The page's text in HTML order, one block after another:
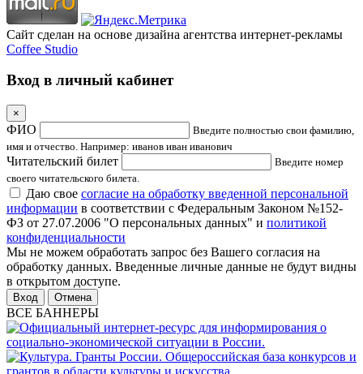
Сайт сделан на основе дизайна агентства интернет-рекламы
Coffee Studio
Вход в личный кабинет
×
ФИО
Введите полностью свои фамилию,
имя и отчество. Например: иванов иван иванович
Читательский билет
Введите номер
своего читательского билета.
Даю свое согласие на обработку введенной персональной
информации в соответствии с Федеральным Законом №152-
ФЗ от 27.07.2006 "О персональных данных" и политикой
конфиденциальности
Мы не можем обработать запрос без Вашего согласия на
обработку данных. Введенные личные данные не будут видны
в открытом доступе.
Отмена
ВСЕ БАННЕРЫ